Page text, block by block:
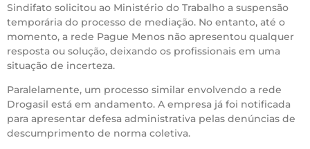
Sindifato solicitou ao Ministério do Trabalho a suspensão
temporária do processo de mediação. No entanto, até o
momento, a rede Pague Menos não apresentou qualquer
resposta ou solução, deixando os profissionais em uma
situação de incerteza.
Paralelamente, um processo similar envolvendo a rede
Drogasil está em andamento. A empresa já foi notificada
para apresentar defesa administrativa pelas denúncias de
descumprimento de norma coletiva.